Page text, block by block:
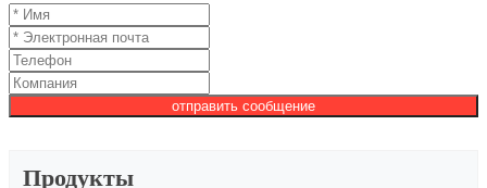
отправить сообщение
Продукты